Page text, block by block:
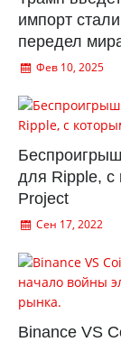
импорт
передел
Фев 10, 2025
для Ripple, с
Project
Сен 17, 2022
Binance VS